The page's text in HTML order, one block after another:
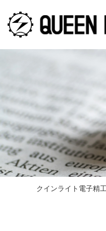
クインライト電子精